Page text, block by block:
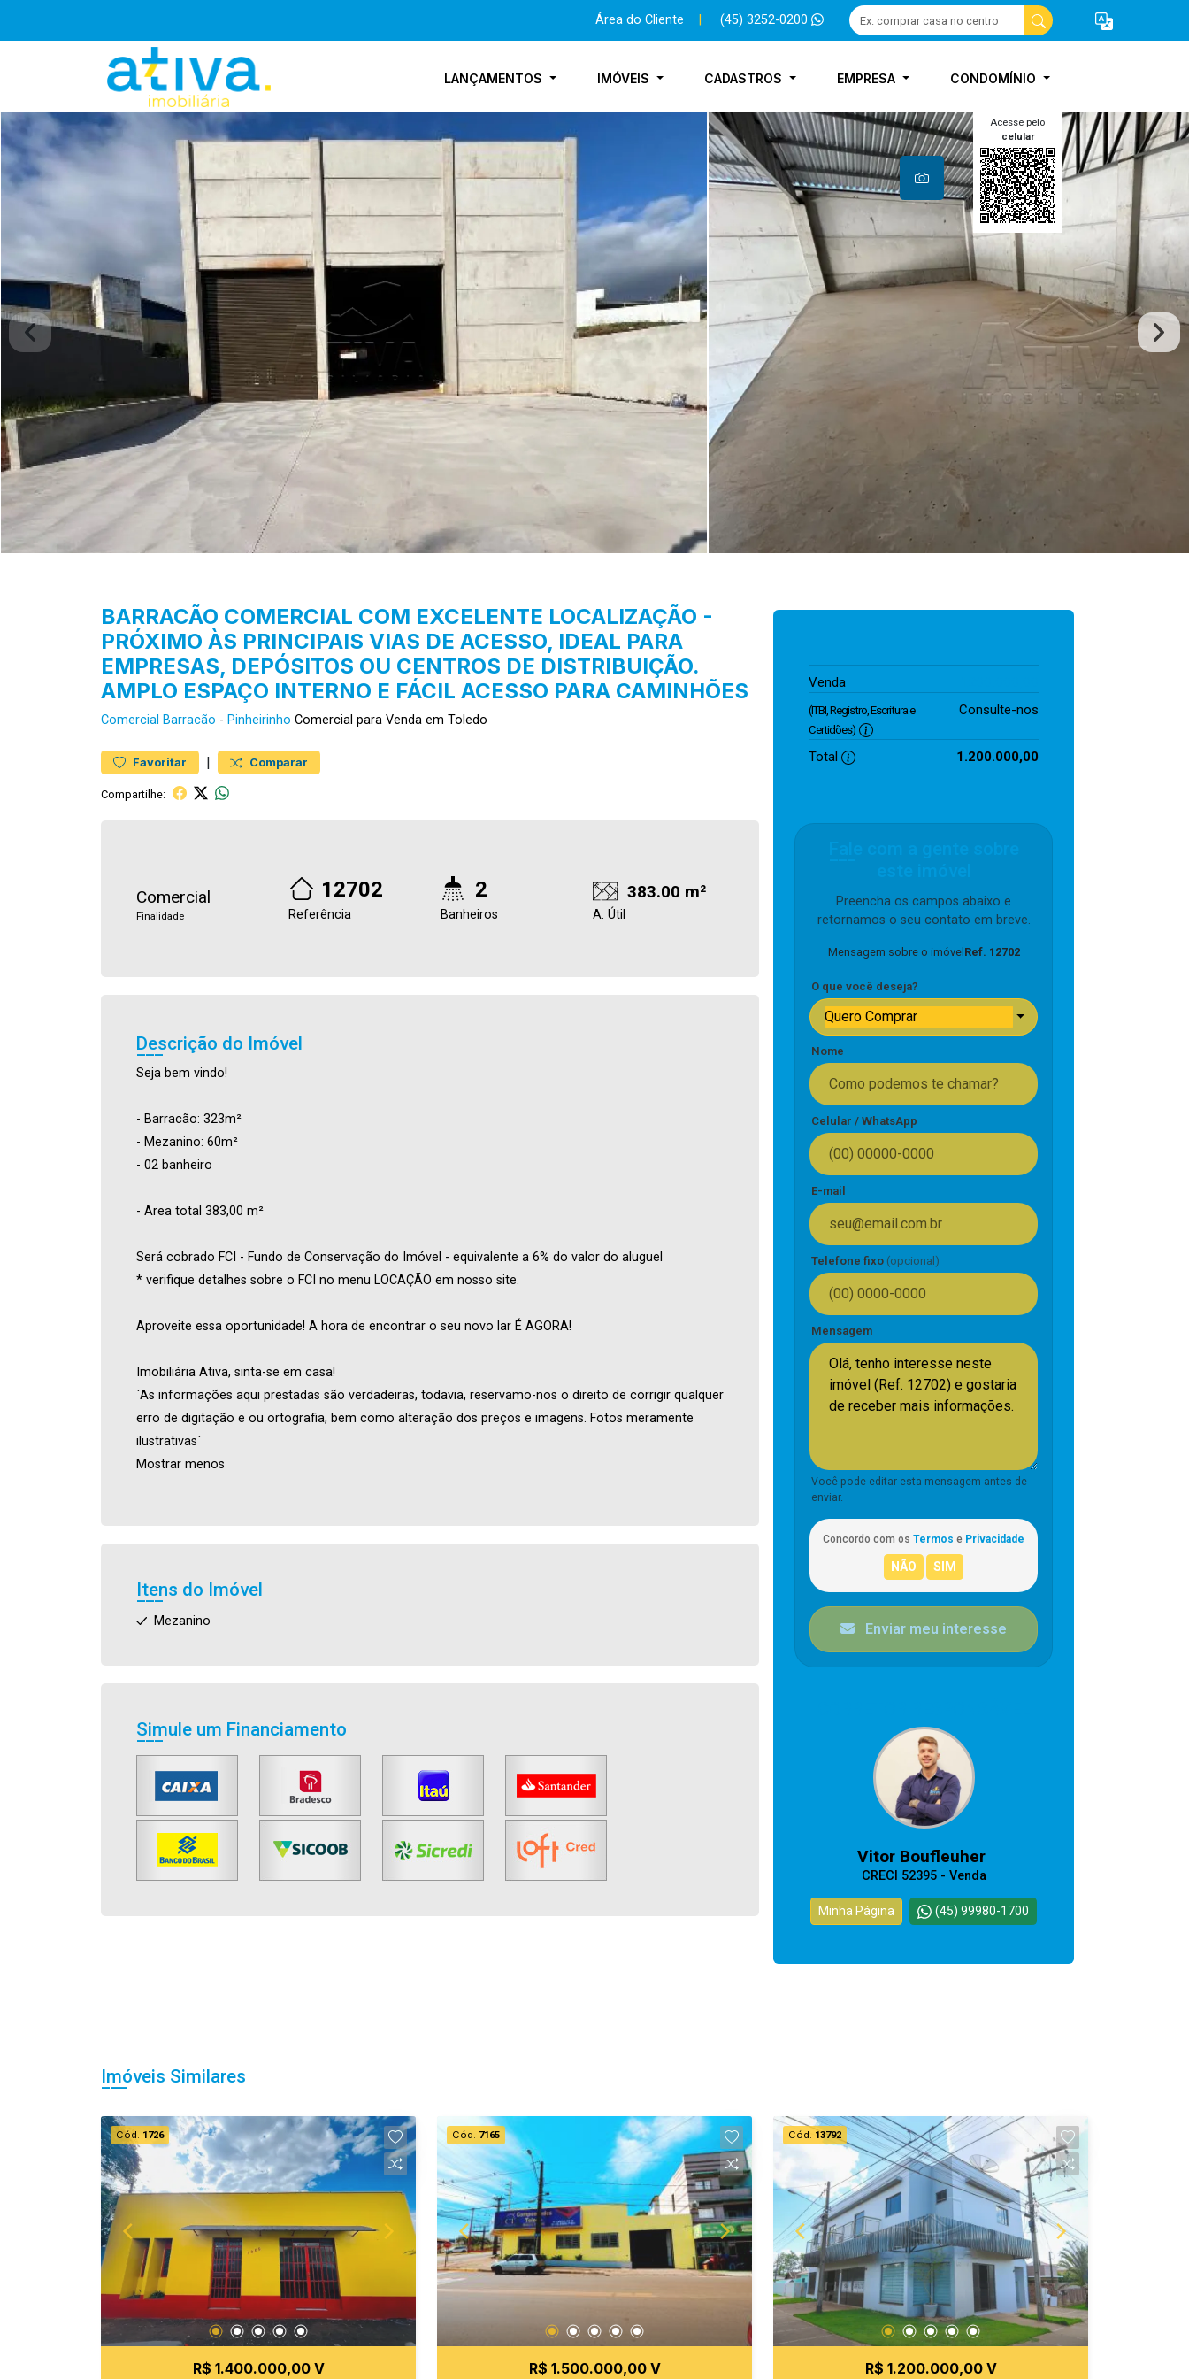
Área do Cliente (45) 3252-0200
LANÇAMENTOS IMÓVEIS CADASTROS EMPRESA CONDOMÍNIO
Acesse pelo
celular
BARRACÃO COMERCIAL COM EXCELENTE LOCALIZAÇÃO -
PRÓXIMO ÀS PRINCIPAIS VIAS DE ACESSO, IDEAL PARA
EMPRESAS, DEPÓSITOS OU CENTROS DE DISTRIBUIÇÃO.
AMPLO ESPAÇO INTERNO E FÁCIL ACESSO PARA CAMINHÕES
Comercial Barracão - Pinheirinho Comercial para Venda em Toledo
Favoritar | Comparar
Compartilhe:
Comercial
Finalidade
12702
Referência
2
Banheiros
383.00 m²
A. Útil
Descrição do Imóvel
Seja bem vindo!
- Barracão: 323m²
- Mezanino: 60m²
- 02 banheiro
- Area total 383,00 m²
Será cobrado FCI - Fundo de Conservação do Imóvel - equivalente a 6% do valor do aluguel
* verifique detalhes sobre o FCI no menu LOCAÇÃO em nosso site.
Aproveite essa oportunidade! A hora de encontrar o seu novo lar É AGORA!
Imobiliária Ativa, sinta-se em casa!
`As informações aqui prestadas são verdadeiras, todavia, reservamo-nos o direito de corrigir qualquer
erro de digitação e ou ortografia, bem como alteração dos preços e imagens. Fotos meramente
ilustrativas`
Mostrar menos
Itens do Imóvel
Mezanino
Simule um Financiamento
Venda
(ITBI, Registro, Escritura e
Certidões)
Consulte-nos
Total 1.200.000,00
Preencha os campos abaixo e
retornamos o seu contato em breve.
Mensagem sobre o imóvel Ref. 12702
O que você deseja?
Quero Comprar
Nome
Celular / WhatsApp
E-mail
Telefone fixo (opcional)
Mensagem
Você pode editar esta mensagem antes de
enviar.
Concordo com os Termos e Privacidade
Enviar meu interesse
Vitor Boufleuher
CRECI 52395 - Venda
Minha Página (45) 99980-1700
Imóveis Similares
Cód. 1726
R$ 1.400.000,00 V
Cód. 7165
R$ 1.500.000,00 V
Cód. 13792
R$ 1.200.000,00 V